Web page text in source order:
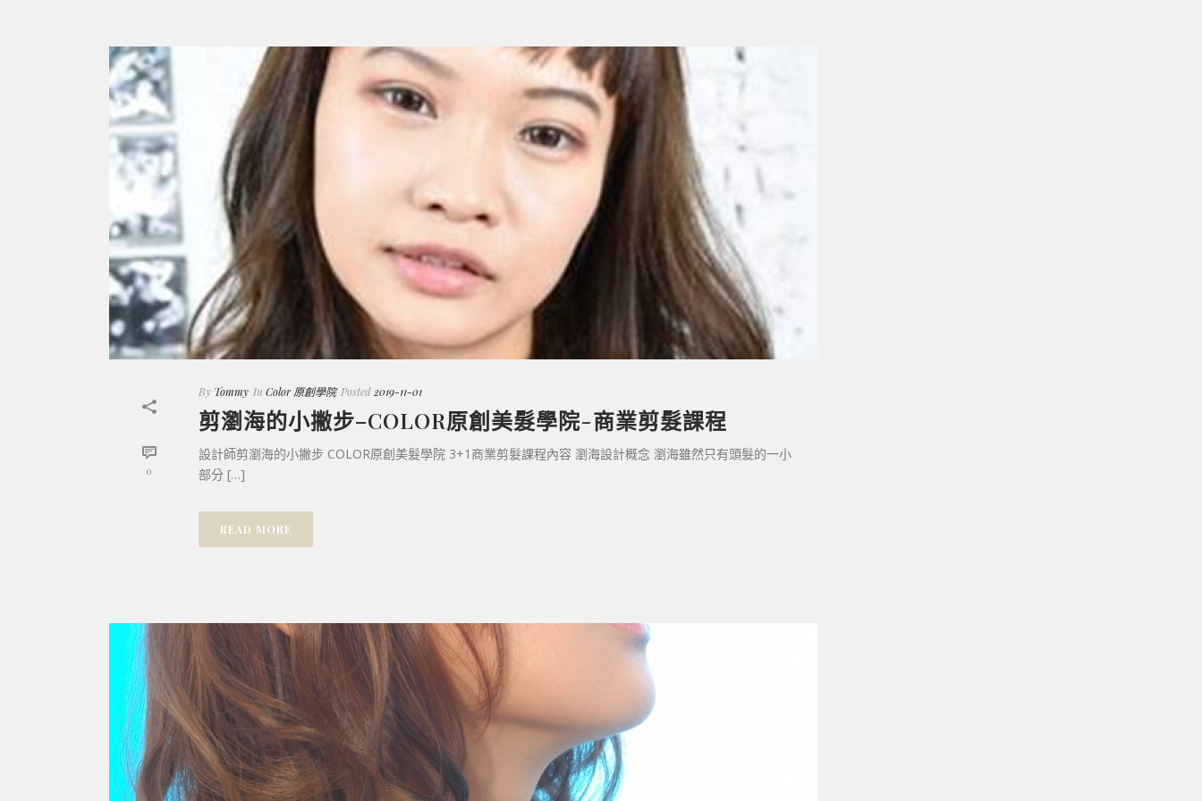
0
By Tommy In Color 原創學院 Posted2019-11-01
剪瀏海的小撇步–COLOR原創美髮學院-商業剪髮課程
設計師剪瀏海的小撇步 COLOR原創美髮學院 3+1商業剪髮課程內容 瀏海設計概念 瀏海雖然只有頭髮的一小
部分 […]
READ MORE